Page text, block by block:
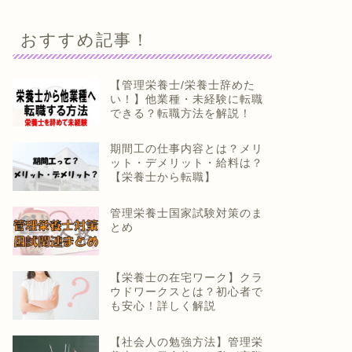
おすすめ記事！
【管理栄養士/栄養士辞めた
い！】他業種・未経験に転職
できる？転職方法を解説！
期間工の仕事内容とは？メリ
ット・デメリット・給料は？
【栄養士から転職】
管理栄養士国家試験対策のま
とめ
【栄養士の在宅ワーク】クラ
ウドワークスとは？初心者で
も安心！詳しく解説
【社会人の勉強方法】管理栄